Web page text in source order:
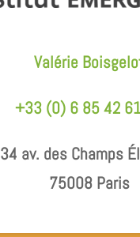
Valérie
+33 (0) 6 85 42
34 av. des Champs
75008 Paris